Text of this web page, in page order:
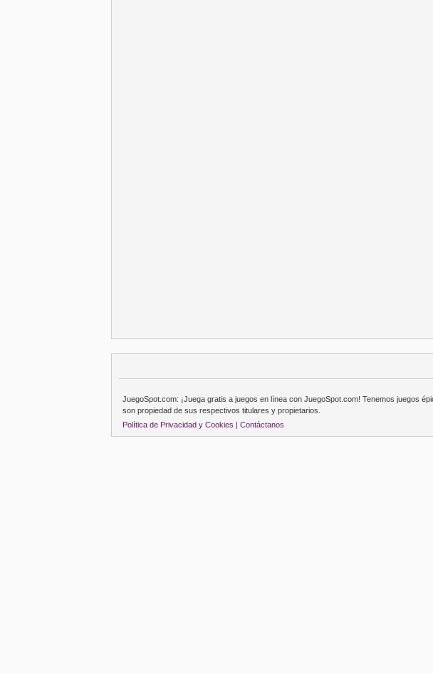
JuegoSpot.com: ¡Juega gratis a juegos en línea con JuegoSpot.com! Tenemos juegos
son propiedad de sus respectivos titulares y propietarios.
Política de Privacidad y Cookies | Contáctanos